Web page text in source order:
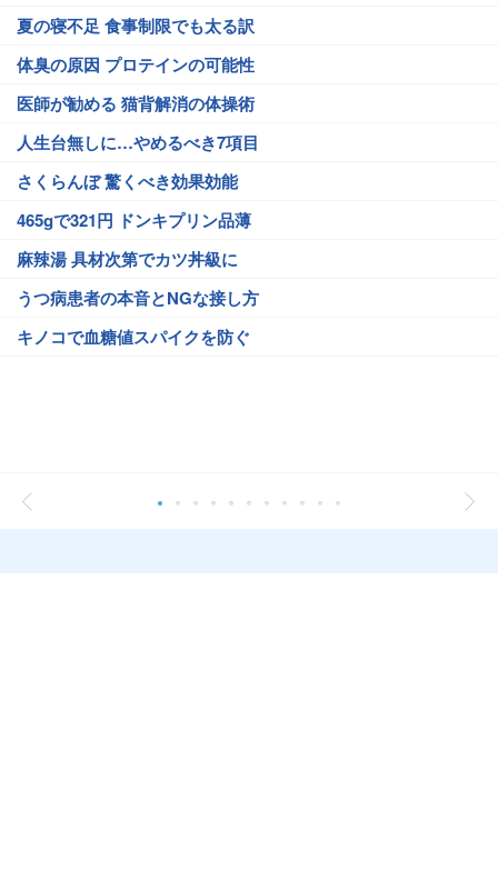
夏の寝不足 食事制限でも太る訳
体臭の原因 プロテインの可能性
医師が勧める 猫背解消の体操術
人生台無しに…やめるべき7項目
さくらんぼ 驚くべき効果効能
465gで321円 ドンキプリン品薄
麻辣湯 具材次第でカツ丼級に
うつ病患者の本音とNGな接し方
キノコで血糖値スパイクを防ぐ